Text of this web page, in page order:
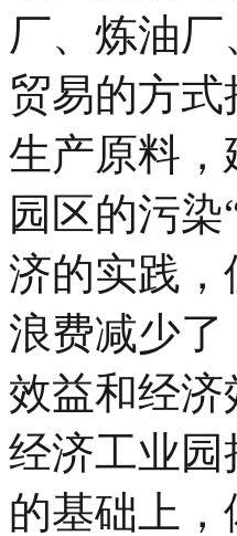
厂、炼油
贸易的方
生产原料
园区的污
济的实践
浪费减少
效益和经
经济工业
的基础上